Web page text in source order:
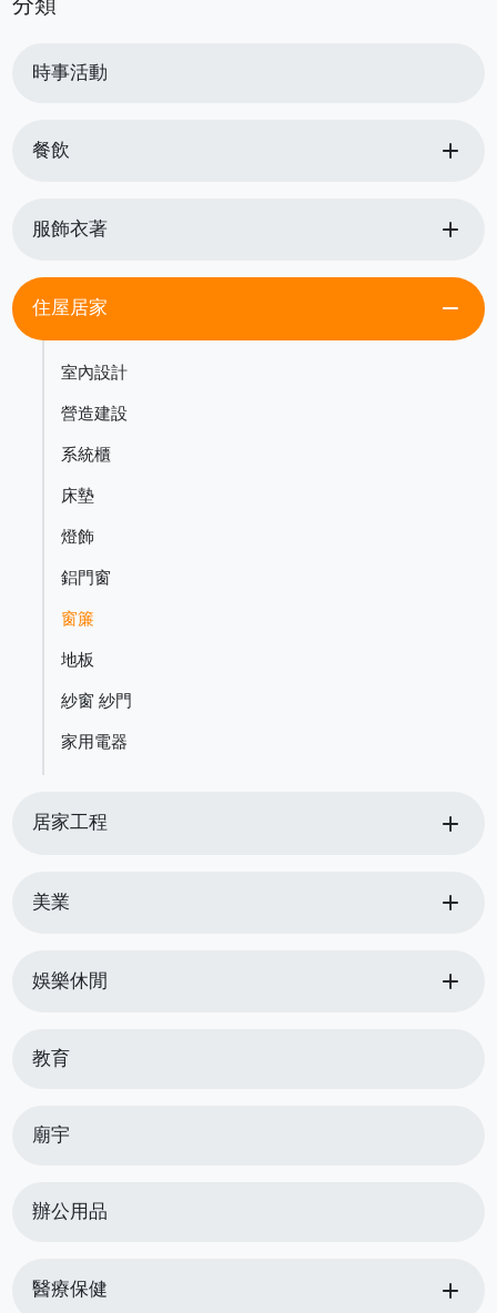
時事活動
餐飲 add
服飾衣著 add
住屋居家 remove
室內設計
營造建設
系統櫃
床墊
燈飾
鋁門窗
窗簾
地板
紗窗 紗門
家用電器
居家工程 add
美業 add
娛樂休閒 add
教育
廟宇
辦公用品
醫療保健 add